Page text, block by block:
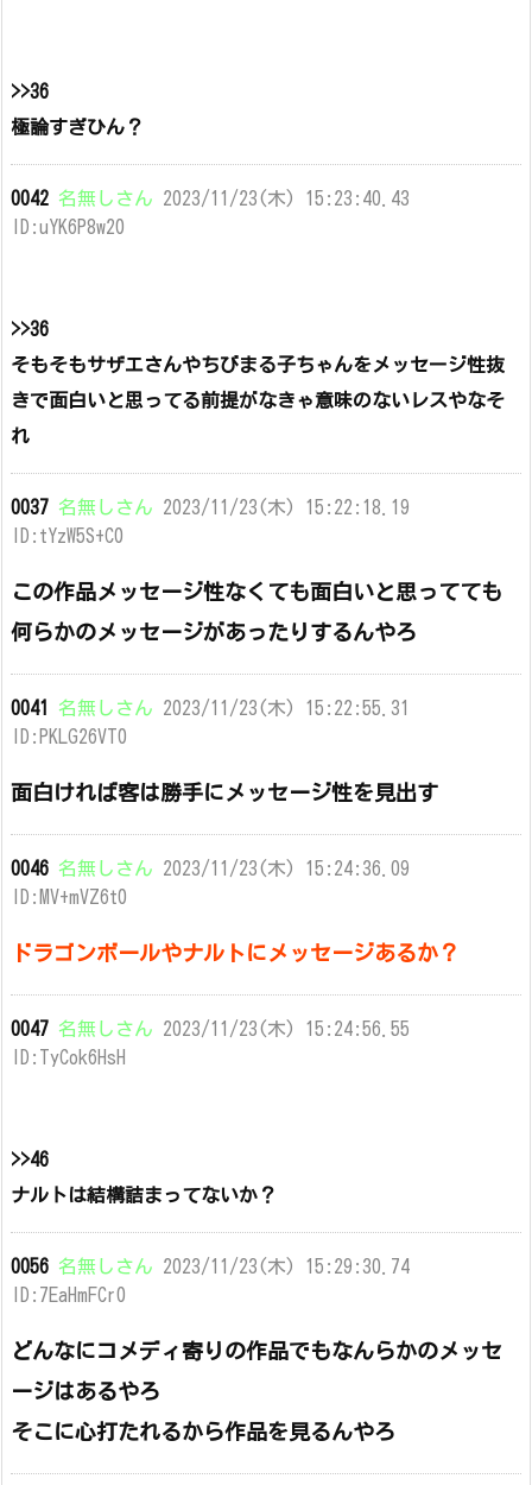
>>36
極論すぎひん？
0042 名無しさん 2023/11/23(木) 15:23:40.43
ID:uYK6P8w20
>>36
そもそもサザエさんやちびまる子ちゃんをメッセージ性抜
きで面白いと思ってる前提がなきゃ意味のないレスやなそ
れ
0037 名無しさん 2023/11/23(木) 15:22:18.19
ID:tYzW5S+C0
この作品メッセージ性なくても面白いと思ってても
何らかのメッセージがあったりするんやろ
0041 名無しさん 2023/11/23(木) 15:22:55.31
ID:PKLG26VT0
面白ければ客は勝手にメッセージ性を見出す
0046 名無しさん 2023/11/23(木) 15:24:36.09
ID:MV+mVZ6t0
ドラゴンボールやナルトにメッセージあるか？
0047 名無しさん 2023/11/23(木) 15:24:56.55
ID:TyCok6HsH
>>46
ナルトは結構詰まってないか？
0056 名無しさん 2023/11/23(木) 15:29:30.74
ID:7EaHmFCr0
どんなにコメディ寄りの作品でもなんらかのメッセ
ージはあるやろ
そこに心打たれるから作品を見るんやろ